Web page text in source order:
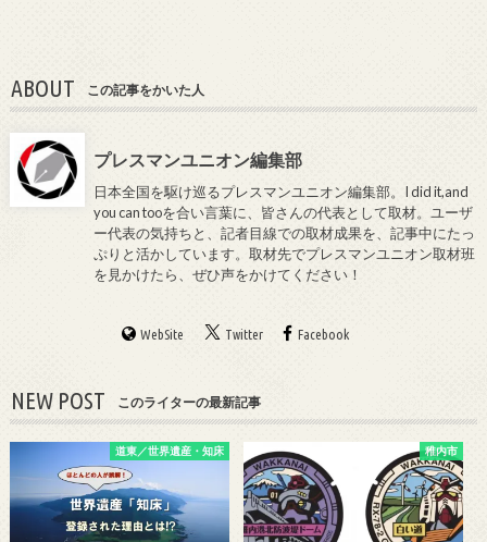
ABOUT この記事をかいた人
プレスマンユニオン編集部
日本全国を駆け巡るプレスマンユニオン編集部。I did it,and
you can tooを合い言葉に、皆さんの代表として取材。ユーザ
ー代表の気持ちと、記者目線での取材成果を、記事中にたっ
ぷりと活かしています。取材先でプレスマンユニオン取材班
を見かけたら、ぜひ声をかけてください！
WebSite Twitter Facebook
NEW POST このライターの最新記事
道東／世界遺産・知床 稚内市